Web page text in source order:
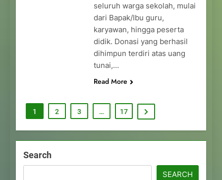
seluruh warga sekolah, mulai
dari Bapak/Ibu guru,
karyawan, hingga peserta
didik. Donasi yang berhasil
dihimpun terdiri atas uang
tunai,…
Read More
1 2 3 … 17
Search
SEARCH